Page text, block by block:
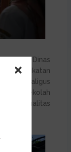
Dinas
peningkatan
sekaligus
sekolah
kualitas